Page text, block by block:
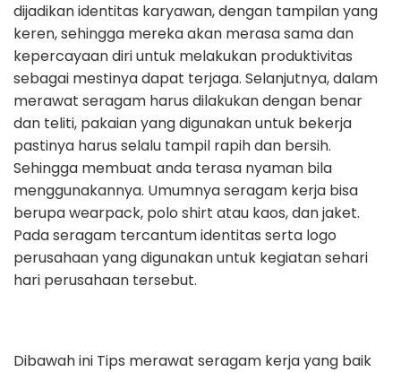
dijadikan identitas karyawan, dengan tampilan yang
keren, sehingga mereka akan merasa sama dan
kepercayaan diri untuk melakukan produktivitas
sebagai mestinya dapat terjaga. Selanjutnya, dalam
merawat seragam harus dilakukan dengan benar
dan teliti, pakaian yang digunakan untuk bekerja
pastinya harus selalu tampil rapih dan bersih.
Sehingga membuat anda terasa nyaman bila
menggunakannya. Umumnya seragam kerja bisa
berupa wearpack, polo shirt atau kaos, dan jaket.
Pada seragam tercantum identitas serta logo
perusahaan yang digunakan untuk kegiatan sehari
hari perusahaan tersebut.
Dibawah ini Tips merawat seragam kerja yang baik